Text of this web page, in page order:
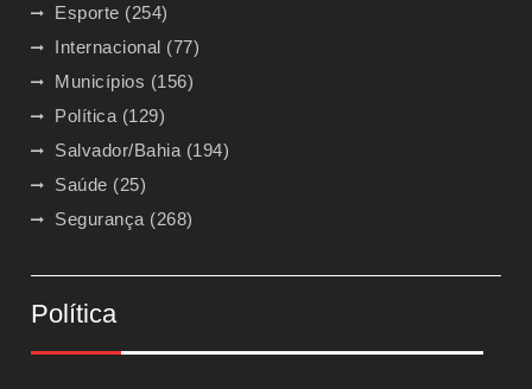
Esporte (254)
Internacional (77)
Municípios (156)
Política (129)
Salvador/Bahia (194)
Saúde (25)
Segurança (268)
Política